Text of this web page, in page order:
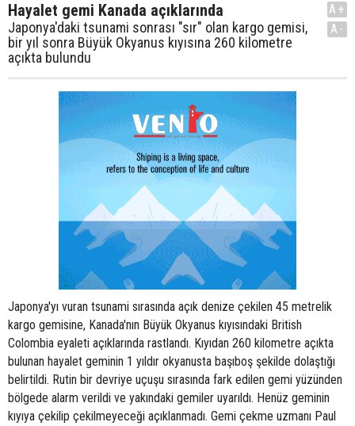
Hayalet gemi Kanada açıklarında
Japonya'daki tsunami sonrası "sır" olan kargo gemisi,
bir yıl sonra Büyük Okyanus kıyısına 260 kilometre
açıkta bulundu
A+
A-
Japonya'yı vuran tsunami sırasında açık denize çekilen 45 metrelik
kargo gemisine, Kanada'nın Büyük Okyanus kıyısındaki British
Colombia eyaleti açıklarında rastlandı. Kıyıdan 260 kilometre açıkta
bulunan hayalet geminin 1 yıldır okyanusta başıboş şekilde dolaştığı
belirtildi. Rutin bir devriye uçuşu sırasında fark edilen gemi yüzünden
bölgede alarm verildi ve yakındaki gemiler uyarıldı. Henüz geminin
kıyıya çekilip çekilmeyeceği açıklanmadı. Gemi çekme uzmanı Paul